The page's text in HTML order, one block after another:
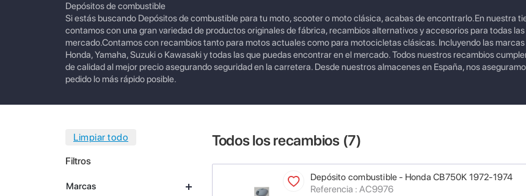
Depósitos de combustible
Si estás buscando Depósitos de combustible para tu moto, scooter o moto clásica, acabas de encontrarlo.En nuestra
contamos con una gran variedad de productos originales de fábrica, recambios alternativos y accesorios para todas
mercado.Contamos con recambios tanto para motos actuales como para motocicletas clásicas. Incluyendo las
Honda, Yamaha, Suzuki o Kawasaki y todas las que puedas encontrar en el mercado. Todos nuestros recambios
de calidad al mejor precio asegurando seguridad en la carretera. Desde nuestros almacenes en España, nos
pedido lo más rápido posible.
Filtros
Marcas
Todos los recambios (7)
Depósito combustible - Honda CB750K 1972-1974
Referencia : AC9976